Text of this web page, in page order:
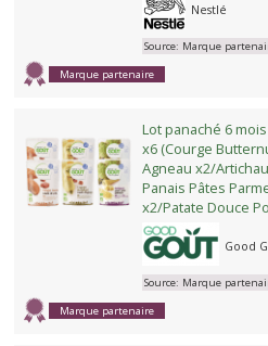
Nestlé
Marque partenaire
Source: Marque
Lot panaché 6
x6 (Courge
Agneau x2/
Panais Pâtes
x2/Patate Douce
Good
Marque partenaire
Source: Marque